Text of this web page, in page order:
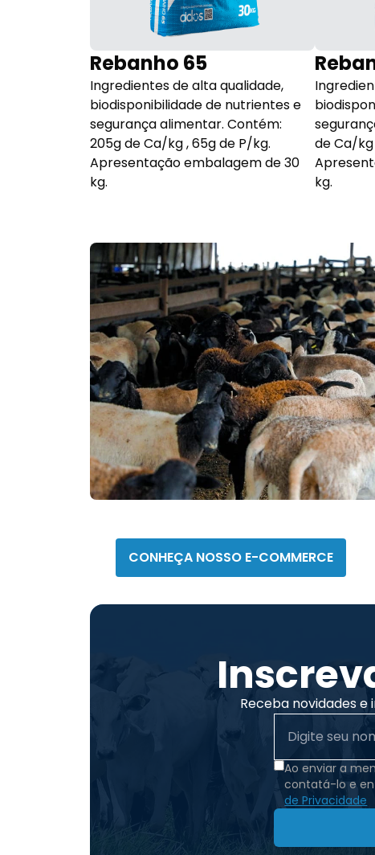
Rebanho 65
Ingredientes de alta qualidade,
biodisponibilidade de nutrientes e
segurança alimentar. Contém:
205g de Ca/kg , 65g de P/kg.
Apresentação embalagem de 30
kg.
de Ca/kg
kg.
CONHEÇA NOSSO E-COMMERCE
Receba novidades
Ao enviar a
contatá-lo e
de Privacidade